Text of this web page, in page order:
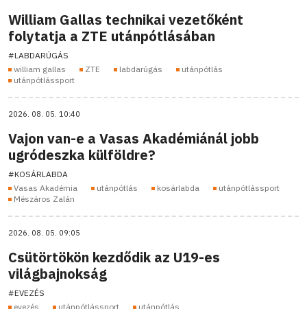
William Gallas technikai vezetőként
folytatja a ZTE utánpótlásában
#LABDARÚGÁS
william gallas
ZTE labdarúgás
utánpótlás
utánpótlássport
2026. 08. 05. 10:40
Vajon van-e a Vasas Akadémiánál jobb
ugródeszka külföldre?
#KOSÁRLABDA
Vasas Akadémia
utánpótlás kosárlabda
utánpótlássport
Mészáros Zalán
2026. 08. 05. 09:05
Csütörtökön kezdődik az U19-es
világbajnokság
#EVEZÉS
evezés
utánpótlássport utánpótlás